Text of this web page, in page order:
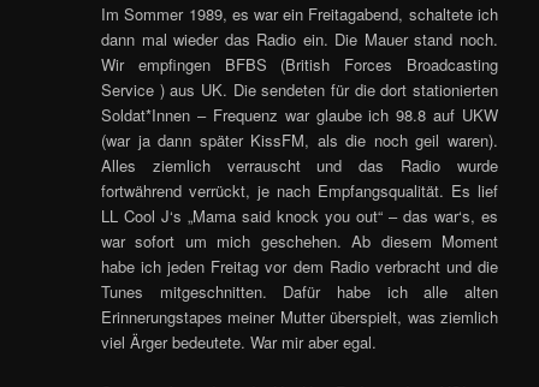
Im Sommer 1989, es war ein Freitagabend, schaltete ich
dann mal wieder das Radio ein. Die Mauer stand noch.
Wir empfingen BFBS (British Forces Broadcasting
Service ) aus UK. Die sendeten für die dort stationierten
Soldat*Innen – Frequenz war glaube ich 98.8 auf UKW
(war ja dann später KissFM, als die noch geil waren).
Alles ziemlich verrauscht und das Radio wurde
fortwährend verrückt, je nach Empfangsqualität. Es lief
LL Cool J‘s „Mama said knock you out“ – das war‘s, es
war sofort um mich geschehen. Ab diesem Moment
habe ich jeden Freitag vor dem Radio verbracht und die
Tunes mitgeschnitten. Dafür habe ich alle alten
Erinnerungstapes meiner Mutter überspielt, was ziemlich
viel Ärger bedeutete. War mir aber egal.